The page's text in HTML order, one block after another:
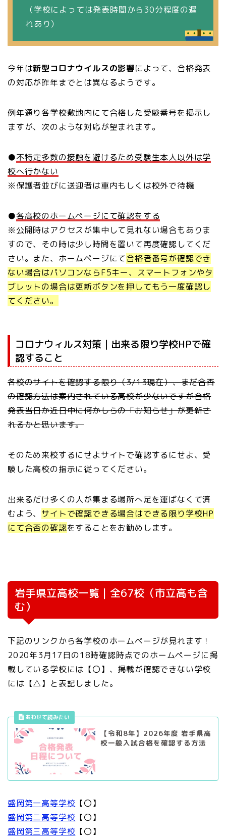
（学校によっては発表時間から30分程度の遅
れあり）
今年は新型コロナウイルスの影響によって、合格発表
の対応が昨年までとは異なるようです。
例年通り各学校敷地内にて合格した受験番号を掲示し
ますが、次のような対応が望まれます。
●不特定多数の接触を避けるため受験生本人以外は学
校へ行かない
※保護者並びに送迎者は車内もしくは校外で待機
●各高校のホームページにて確認をする
※公開時はアクセスが集中して見れない場合もありま
すので、その時は少し時間を置いて再度確認してくだ
さい。また、ホームページにて合格者番号が確認でき
ない場合はパソコンならF5キー、スマートフォンやタ
ブレットの場合は更新ボタンを押してもう一度確認し
てください。
コロナウィルス対策｜出来る限り学校HPで確
認すること
各校のサイトを確認する限り（3/13現在）、まだ合否
の確認方法は案内されている高校が少ないですが合格
発表当日か近日中に何かしらの「お知らせ」が更新さ
れるかと思います。
そのため来校するにせよサイトで確認するにせよ、受
験した高校の指示に従ってください。
出来るだけ多くの人が集まる場所へ足を運ばなくて済
むよう、 サイトで確認できる場合はできる限り学校HP
にて合否の確認をすることをお勧めします。
岩手県立高校一覧｜全67校（市立高も含
む）
下記のリンクから各学校のホームページが見れます！
2020年3月17日の18時確認時点でのホームページに掲
載している学校には【〇】、掲載が確認できない学校
には【△】と表記しました。
【令和8年】2026年度 岩手県高
校一般入試合格を確認する方法
盛岡第一高等学校 【〇】
盛岡第二高等学校 【〇】
盛岡第三高等学校 【〇】